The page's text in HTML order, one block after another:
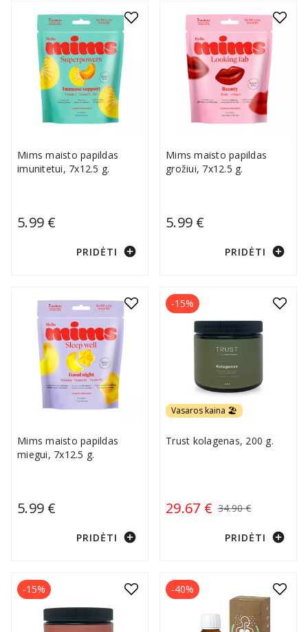
Mims maisto papildas
imunitetui, 7x12.5 g.
5.99 €
PRIDĖTI add_circle
Mims maisto papildas
grožiui, 7x12.5 g.
5.99 €
PRIDĖTI add_circle
Mims maisto papildas
miegui, 7x12.5 g.
5.99 €
PRIDĖTI add_circle
Vasaros kaina 🏖️
Trust kolagenas, 200 g.
29.67 € 34.90 €
-15%
PRIDĖTI add_circle
-15% -40%